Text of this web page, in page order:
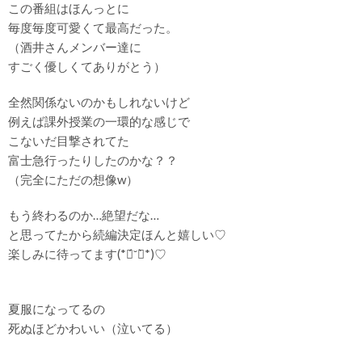
この番組はほんっとに
毎度毎度可愛くて最高だった。
（酒井さんメンバー達に
すごく優しくてありがとう）
全然関係ないのかもしれないけど
例えば課外授業の一環的な感じで
こないだ目撃されてた
富士急行ったりしたのかな？？
（完全にただの想像w）
もう終わるのか…絶望だな…
と思ってたから続編決定ほんと嬉しい♡
楽しみに待ってます(*ฅ́˘ฅ̀*)♡
夏服になってるの
死ぬほどかわいい（泣いてる）